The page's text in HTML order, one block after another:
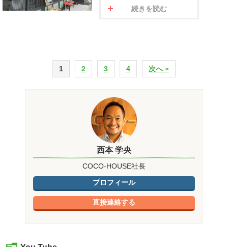
続きを読む
1 2 3 4 次へ »
西本 学央
COCO-HOUSE社長
プロフィール
直接連絡する